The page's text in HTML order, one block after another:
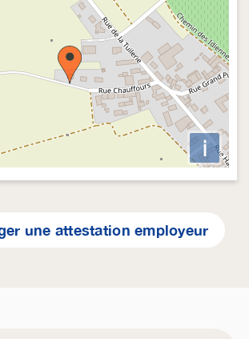
i
une attestation employeur